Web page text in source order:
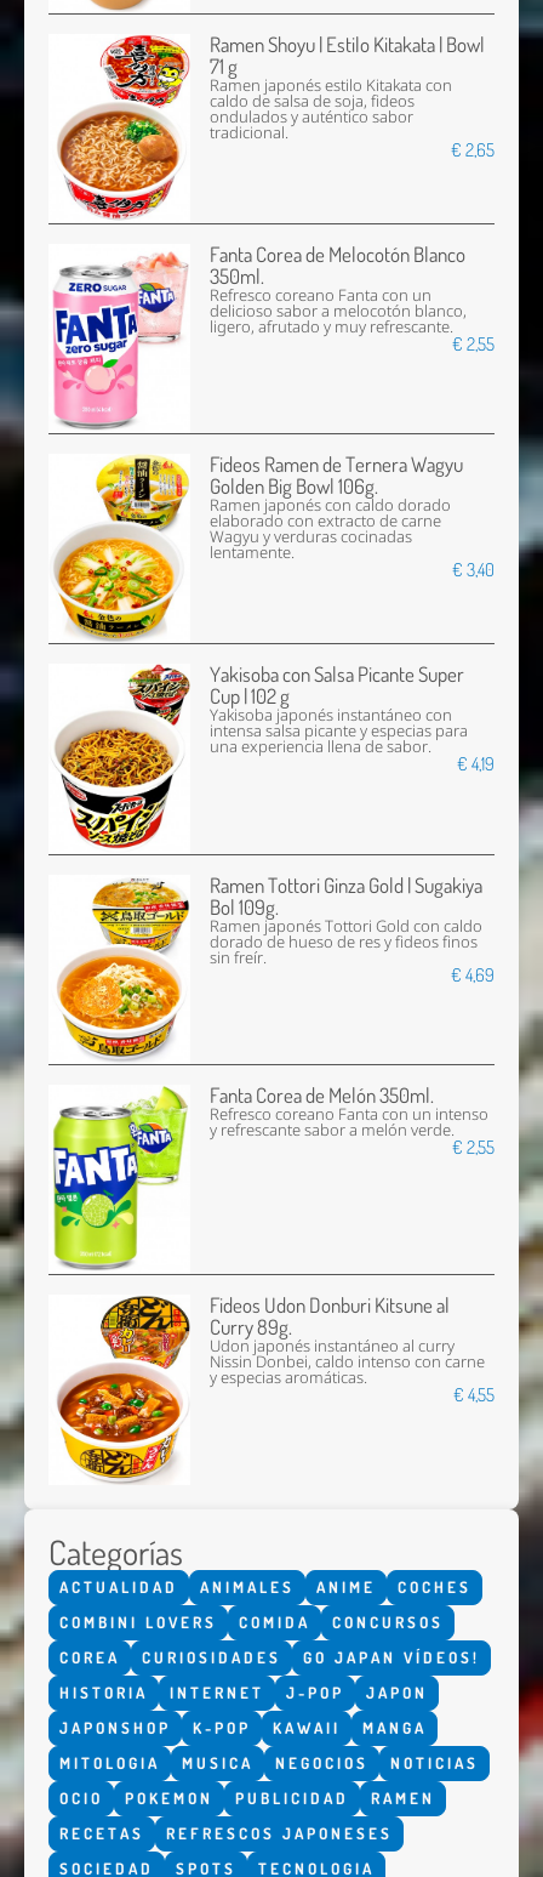
Ramen Shoyu | Estilo Kitakata | Bowl
71 g
Ramen japonés estilo Kitakata con
caldo de salsa de soja, fideos
ondulados y auténtico sabor
tradicional.
€ 2,65
Fanta Corea de Melocotón Blanco
350ml.
Refresco coreano Fanta con un
delicioso sabor a melocotón blanco,
ligero, afrutado y muy refrescante.
€ 2,55
Fideos Ramen de Ternera Wagyu
Golden Big Bowl 106g.
Ramen japonés con caldo dorado
elaborado con extracto de carne
Wagyu y verduras cocinadas
lentamente.
€ 3,40
Yakisoba con Salsa Picante Super
Cup | 102 g
Yakisoba japonés instantáneo con
intensa salsa picante y especias para
una experiencia llena de sabor.
€ 4,19
Ramen Tottori Ginza Gold | Sugakiya
Bol 109g.
Ramen japonés Tottori Gold con caldo
dorado de hueso de res y fideos finos
sin freír.
€ 4,69
Fanta Corea de Melón 350ml.
Refresco coreano Fanta con un intenso
y refrescante sabor a melón verde.
€ 2,55
Fideos Udon Donburi Kitsune al
Curry 89g.
Udon japonés instantáneo al curry
Nissin Donbei, caldo intenso con carne
y especias aromáticas.
€ 4,55
Categorías
ACTUALIDAD ANIMALES ANIME
COCHES
COMBINI LOVERS
COMIDA
CONCURSOS
COREA
CURIOSIDADES
GO JAPAN VÍDEOS!
HISTORIA
INTERNET J-POP
JAPON
JAPONSHOP
K-POP KAWAII
MANGA
MITOLOGIA
MUSICA NEGOCIOS
NOTICIAS
OCIO
POKEMON PUBLICIDAD
RAMEN
RECETAS
REFRESCOS JAPONESES
SOCIEDAD
SPOTS TECNOLOGIA